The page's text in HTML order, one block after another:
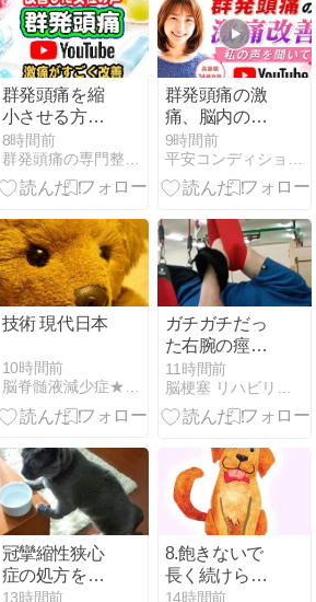
群発頭痛を縮
小させる方法
｜自律神経の
緊張を取り除
く独自整体 兵
8時間前
群発頭痛の激
痛、脳内の毛
細血管と群発
の意外な関係
兵庫34歳女性
9時間前
技術 現代日本
10時間前
脳脊髄液減少症★ぷうちゃんていうの
ガチガチだっ
た右腕の痙縮
が解れて肩甲
骨の可動域が
広がった
11時間前
脳梗塞 リハビリの日々に思う。
冠攣縮性狭心
症の処方を変
更してもらい
13時間前
8.飽きないで
長く続けられ
のも才能のう
14時間前